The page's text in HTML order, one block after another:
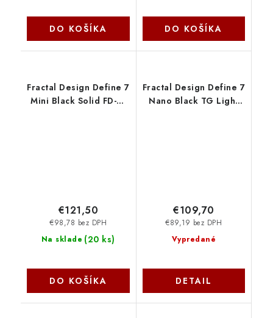
DO KOŠÍKA DO KOŠÍKA
Fractal Design Define 7
Mini Black Solid FD-C-
Na sklade (20 ks)
€98,78 bez DPH
€121,50
DO KOŠÍKA
Fractal Design Define 7
Nano Black TG Light
Vypredané
€89,19 bez DPH
€109,70
DETAIL